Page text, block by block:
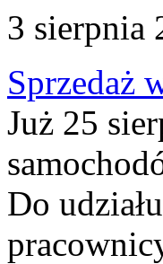
3 sierpnia
Sprzedaż
Już 25
Do